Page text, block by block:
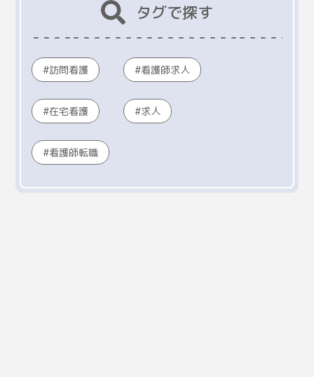
タグで探す
訪問看護 看護師求人
在宅看護 求人
看護師転職